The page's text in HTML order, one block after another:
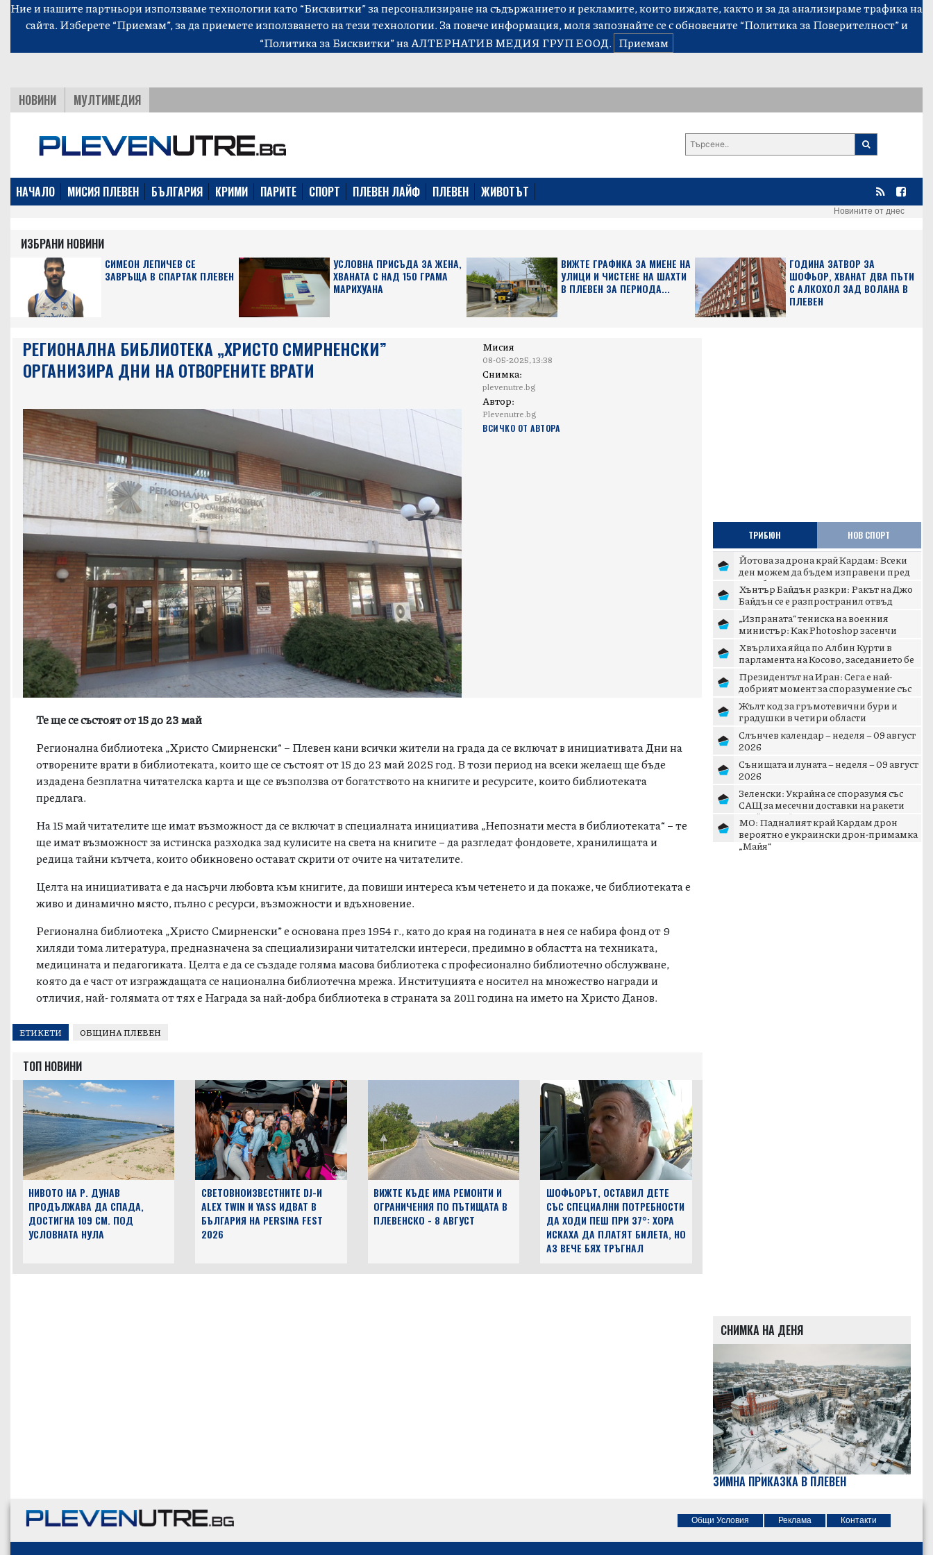
Ние и нашите партньори използваме технологии като “Бисквитки” за персонализиране на съдържанието и рекламите, които виждате, както и за да анализираме трафика на
сайта. Изберете “Приемам”, за да приемете използването на тези технологии. За повече информация, моля запознайте се с обновените“Политика за Поверителност”и
“Политика за Бисквитки”на АЛТЕРНАТИВ МЕДИЯ ГРУП ЕООД. Приемам
НОВИНИ МУЛТИМЕДИЯ
НАЧАЛО МИСИЯ ПЛЕВЕН БЪЛГАРИЯ КРИМИ ПАРИТЕ СПОРТ ПЛЕВЕН ЛАЙФ ПЛЕВЕН ЖИВОТЪТ
Новините от днес
ИЗБРАНИ НОВИНИ
СИМЕОН ЛЕПИЧЕВ СЕ
ЗАВРЪЩА В СПАРТАК ПЛЕВЕН
УСЛОВНА ПРИСЪДА ЗА ЖЕНА,
ХВАНАТА С НАД 150 ГРАМА
МАРИХУАНА
ВИЖТЕ ГРАФИКА ЗА МИЕНЕ НА
УЛИЦИ И ЧИСТЕНЕ НА ШАХТИ
В ПЛЕВЕН ЗА ПЕРИОДА...
ГОДИНА ЗАТВОР ЗА
ШОФЬОР, ХВАНАТ ДВА ПЪТИ
С АЛКОХОЛ ЗАД ВОЛАНА В
ПЛЕВЕН
РЕГИОНАЛНА БИБЛИОТЕКА „ХРИСТО СМИРНЕНСКИ”
ОРГАНИЗИРА ДНИ НА ОТВОРЕНИТЕ ВРАТИ
Мисия
08-05-2025, 13:38
Снимка:
plevenutre.bg
Автор:
Plevenutre.bg
ВСИЧКО ОТ АВТОРА
Те ще се състоят от 15 до 23 май
Регионална библиотека „Христо Смирненски“ – Плевен кани всички жители на града да се включат в инициативата Дни на
отворените врати в библиотеката, които ще се състоят от 15 до 23 май 2025 год. В този период на всеки желаещ ще бъде
издадена безплатна читателска карта и ще се възползва от богатството на книгите и ресурсите, които библиотеката
предлага.
На 15 май читателите ще имат възможност да се включат в специалната инициатива „Непознати места в библиотеката“ – те
ще имат възможност за истинска разходка зад кулисите на света на книгите – да разгледат фондовете, хранилищата и
редица тайни кътчета, които обикновено остават скрити от очите на читателите.
Целта на инициативата е да насърчи любовта към книгите, да повиши интереса към четенето и да покаже, че библиотеката е
живо и динамично място, пълно с ресурси, възможности и вдъхновение.
Регионална библиотека „Христо Смирненски” е основана през 1954 г., като до края на годината в нея се набира фонд от 9
хиляди тома литература, предназначена за специализирани читателски интереси, предимно в областта на техниката,
медицината и педагогиката. Целта е да се създаде голяма масова библиотека с професионално библиотечно обслужване,
която да е част от изграждащата се национална библиотечна мрежа. Институцията е носител на множество награди и
отличия, най- голямата от тях е Награда за най-добра библиотека в страната за 2011 година на името на Христо Данов.
ЕТИКЕТИ ОБЩИНА ПЛЕВЕН
ТОП НОВИНИ
НИВОТО НА Р. ДУНАВ
ПРОДЪЛЖАВА ДА СПАДА,
ДОСТИГНА 109 СМ. ПОД
УСЛОВНАТА НУЛА
СВЕТОВНОИЗВЕСТНИТЕ DJ-И
ALEX TWIN И YASS ИДВАТ В
БЪЛГАРИЯ НА PERSINA FEST
2026
ВИЖТЕ КЪДЕ ИМА РЕМОНТИ И
ОГРАНИЧЕНИЯ ПО ПЪТИЩАТА В
ПЛЕВЕНСКО - 8 АВГУСТ
ШОФЬОРЪТ, ОСТАВИЛ ДЕТЕ
СЪС СПЕЦИАЛНИ ПОТРЕБНОСТИ
ДА ХОДИ ПЕШ ПРИ 37°: ХОРА
ИСКАХА ДА ПЛАТЯТ БИЛЕТА, НО
АЗ ВЕЧЕ БЯХ ТРЪГНАЛ
ТРИБЮН НОВ СПОРТ
Йотова за дрона край Кардам: Всеки
ден можем да бъдем изправени пред
подобни инциденти
Хънтър Байдън разкри: Ракът на Джо
Байдън се е разпространил отвъд
костите
„Изпраната“ тениска на военния
министър: Как Photoshop засенчи
кризата с дрона край Кардам
Хвърлиха яйца по Албин Курти в
парламента на Косово, заседанието бе
прекъснато
Президентът на Иран: Сега е най-
добрият момент за споразумение със
САЩ
Жълт код за гръмотевични бури и
градушки в четири области
Слънчев календар – неделя – 09 август
2026
Сънищата и луната – неделя – 09 август
2026
Зеленски: Украйна се споразумя със
САЩ за месечни доставки на ракети
„Пейтриът“
МО: Падналият край Кардам дрон
вероятно е украински дрон-примамка
„Майя“
СНИМКА НА ДЕНЯ
ЗИМНА ПРИКАЗКА В ПЛЕВЕН
Общи Условия Реклама Контакти